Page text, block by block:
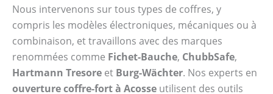
Nous intervenons sur tous types de coffres, y
compris les modèles électroniques, mécaniques ou à
combinaison, et travaillons avec des marques
renommées comme Fichet-Bauche, ChubbSafe,
Hartmann Tresore et Burg-Wächter. Nos experts en
ouverture coffre-fort à Acosse utilisent des outils